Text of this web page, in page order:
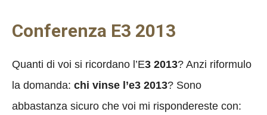
Conferenza E3 2013
Quanti di voi si ricordano l’E3 2013? Anzi riformulo
la domanda: chi vinse l’e3 2013? Sono
abbastanza sicuro che voi mi rispondereste con: